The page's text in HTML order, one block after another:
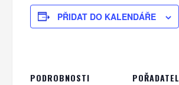
PŘIDAT DO KALENDÁŘE
PODROBNOSTI POŘADATEL